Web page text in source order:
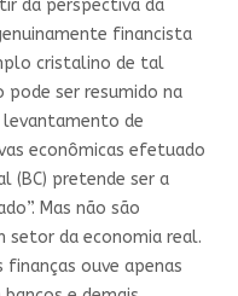
da perspectiva da
financista
cristalino de tal
pode ser resumido na
levantamento de
econômicas efetuado
(BC) pretende ser a
Mas não são
setor da economia real.
ouve apenas